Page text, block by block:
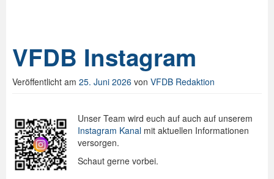
VFDB Instagram
Veröffentlicht am 25. Juni 2026 von VFDB Redaktion
Unser Team wird euch auf auch auf unserem
Instagram Kanal mit aktuellen Informationen
versorgen.
Schaut gerne vorbei.